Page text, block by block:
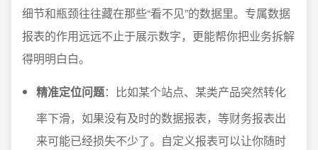
细节和瓶颈往往藏在那些“看不见”的数据里。专属数据
报表的作用远远不止于展示数字，更能帮你把业务拆解
得明明白白。
精准定位问题：比如某个站点、某类产品突然转化
率下滑，如果没有及时的数据报表，等财务报表出
来可能已经损失不少了。自定义报表可以让你随时